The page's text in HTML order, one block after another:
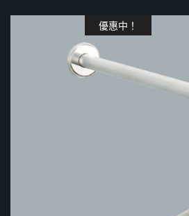
優惠中！